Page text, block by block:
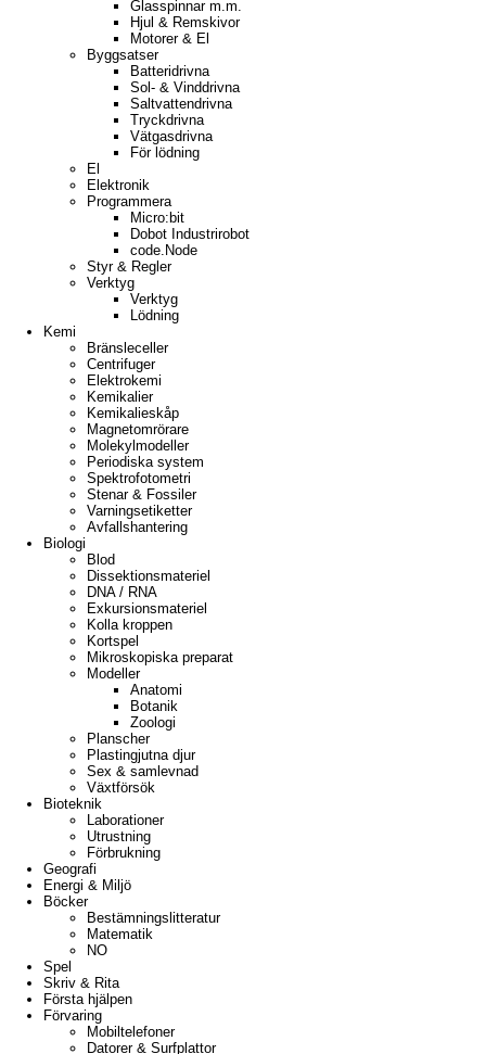
Glasspinnar m.m.
Hjul & Remskivor
Motorer & El
Byggsatser
Batteridrivna
Sol- & Vinddrivna
Saltvattendrivna
Tryckdrivna
Vätgasdrivna
För lödning
El
Elektronik
Programmera
Micro:bit
Dobot Industrirobot
code.Node
Styr & Regler
Verktyg
Verktyg
Lödning
Kemi
Bränsleceller
Centrifuger
Elektrokemi
Kemikalier
Kemikalieskåp
Magnetomrörare
Molekylmodeller
Periodiska system
Spektrofotometri
Stenar & Fossiler
Varningsetiketter
Avfallshantering
Biologi
Blod
Dissektionsmateriel
DNA / RNA
Exkursionsmateriel
Kolla kroppen
Kortspel
Mikroskopiska preparat
Modeller
Anatomi
Botanik
Zoologi
Planscher
Plastingjutna djur
Sex & samlevnad
Växtförsök
Bioteknik
Laborationer
Utrustning
Förbrukning
Geografi
Energi & Miljö
Böcker
Bestämningslitteratur
Matematik
NO
Spel
Skriv & Rita
Första hjälpen
Förvaring
Mobiltelefoner
Datorer & Surfplattor